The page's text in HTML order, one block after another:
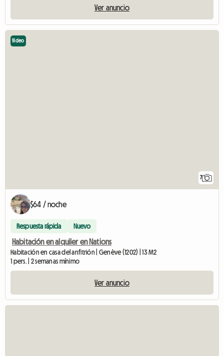
Ver anuncio
7
Video
$64 / noche
Respuesta rápida Nuevo
Habitación en alquiler en Nations
Habitación en casa del anfitrión | Genève (1202) | 13 M2
1 pers. | 2 semanas mínimo
Ver anuncio